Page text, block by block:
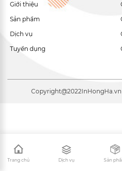
Giới thiệu
Sản phẩm
Dịch vụ
Tuyển dụng
Copyright@2022InHongHa.vn
Trang chủ Dịch vụ Sản